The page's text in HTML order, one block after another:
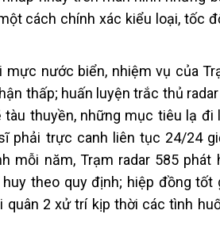
cách chính xác kiểu loại, tốc
mực nước biển, nhiệm vụ của
thấp; huấn luyện trắc thủ
thuyền, những mục tiêu lạ đi
phải trực canh liên tục 24/24
mỗi năm, Trạm radar 585 phát
theo quy định; hiệp đồng tốt
2 xử trí kịp thời các tình